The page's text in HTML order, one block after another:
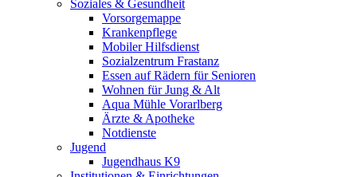
Soziales & Gesundheit
Vorsorgemappe
Krankenpflege
Mobiler Hilfsdienst
Sozialzentrum Frastanz
Essen auf Rädern für Senioren
Wohnen für Jung & Alt
Aqua Mühle Vorarlberg
Ärzte & Apotheke
Notdienste
Jugend
Jugendhaus K9